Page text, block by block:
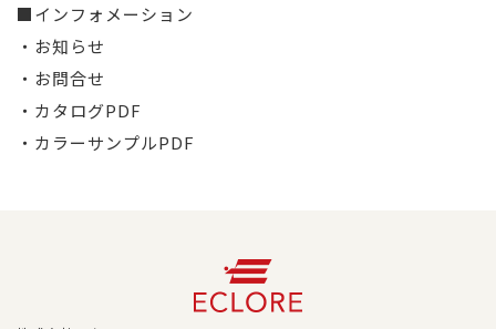
■インフォメーション
・お知らせ
・お問合せ
・カタログPDF
・カラーサンプルPDF